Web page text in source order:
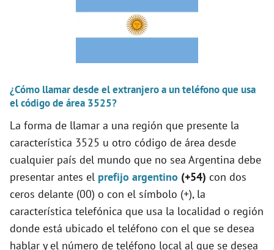
¿Cómo llamar desde el extranjero a un teléfono que usa
el código de área 3525?
La forma de llamar a una región que presente la
característica 3525 u otro código de área desde
cualquier país del mundo que no sea Argentina debe
presentar antes el prefijo argentino (+54) con dos
ceros delante (00) o con el símbolo (+), la
característica telefónica que usa la localidad o región
donde está ubicado el teléfono con el que se desea
hablar y el número de teléfono local al que se desea